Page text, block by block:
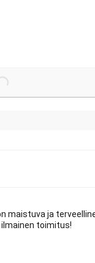
maistuva ja
ilmainen toimitus!